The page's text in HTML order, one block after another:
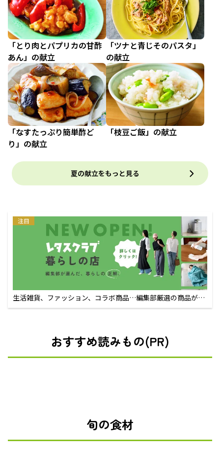
「とり肉とパプリカの甘酢
あん」の献立
「ツナと青じそのパスタ」
の献立
「なすたっぷり簡単酢ど
り」の献立
「枝豆ご飯」の献立
夏の献立をもっと見る
注目
生活雑貨、ファッション、コラボ商品…編集部厳選の商品が買
えるECサイト
おすすめ読みもの(PR)
旬の食材